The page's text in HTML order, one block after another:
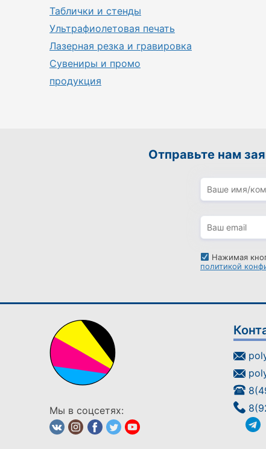
Таблички и стенды
Ультрафиолетовая печать
Лазерная резка и гравировка
Сувениры и промо
продукция
Отправьте нам
Нажимая
политикой
Мы в соцсетях: